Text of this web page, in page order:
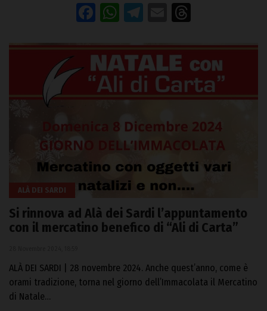
Facebook
WhatsApp
Telegram
Email
ALÀ DEI SARDI
Si rinnova ad Alà dei Sardi l’appuntamento
con il mercatino benefico di “Ali di Carta”
ALÀ DEI SARDI | 28 novembre 2024. Anche quest’anno, come è
orami tradizione, torna nel giorno dell’Immacolata il Mercatino
di Natale…